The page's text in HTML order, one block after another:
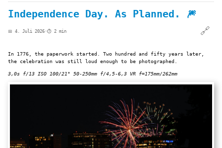
Independence Day. As Planned. 🎆
📅 4. Juli 2026 ·⏱️ 2 min 🔗
In 1776, the paperwork started. Two hundred and fifty years later,
the celebration was still loud enough to be photographed.
3,0s f/13 ISO 100/21° 50-250mm f/4,5-6,3 VR f=175mm/262mm